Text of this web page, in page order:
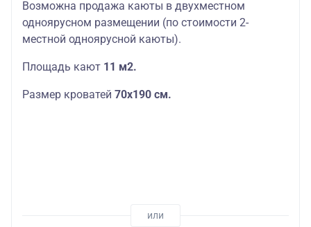
Возможна продажа каюты в двухместном
одноярусном размещении (по стоимости 2-
местной одноярусной каюты).
Площадь кают 11 м2.
Размер кроватей 70х190 см.